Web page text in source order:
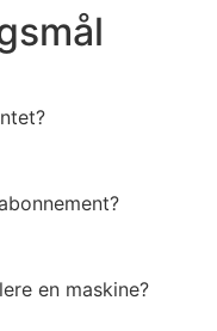
en maskine?